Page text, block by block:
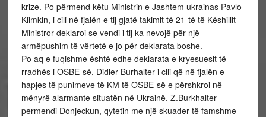
krize. Po përmend këtu Ministrin e Jashtem ukrainas Pavlo
Klimkin, i cili në fjalën e tij gjatë takimit të 21-të të Këshillit
Ministror deklaroi se vendi i tij ka nevojë për një
armëpushim të vërtetë e jo për deklarata boshe.
Po aq e fuqishme është edhe deklarata e kryesuesit të
rradhës i OSBE-së, Didier Burhalter i cili që në fjalën e
hapjes të punimeve të KM të OSBE-së e përshkroi në
mënyrë alarmante situatën në Ukrainë. Z.Burkhalter
permendi Donjeckun, qytetin me një skuader të famshme